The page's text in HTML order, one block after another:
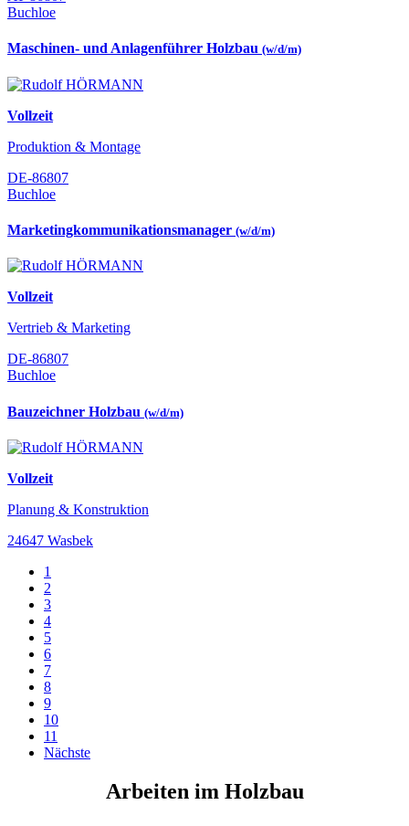
Buchloe
Maschinen- und Anlagenführer Holzbau (w/d/m)
Vollzeit
Produktion & Montage
DE-86807
Buchloe
Marketingkommunikationsmanager (w/d/m)
Vollzeit
Vertrieb & Marketing
DE-86807
Buchloe
Bauzeichner Holzbau (w/d/m)
Vollzeit
Planung & Konstruktion
24647 Wasbek
1
2
3
4
5
6
7
8
9
10
11
Nächste
Arbeiten im Holzbau